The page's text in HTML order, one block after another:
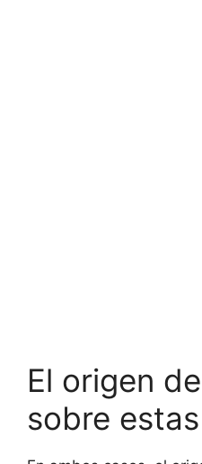
El origen
sobre